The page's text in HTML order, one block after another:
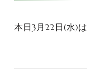
ョ
本日3月22日(水)